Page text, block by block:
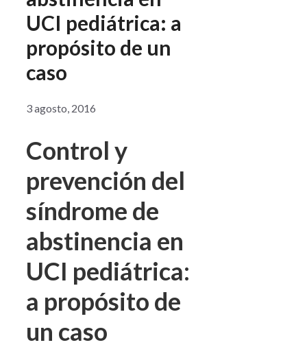
UCI pediátrica: a
propósito de un
caso
3 agosto, 2016
Control y
prevención del
síndrome de
abstinencia en
UCI pediátrica:
a propósito de
un caso